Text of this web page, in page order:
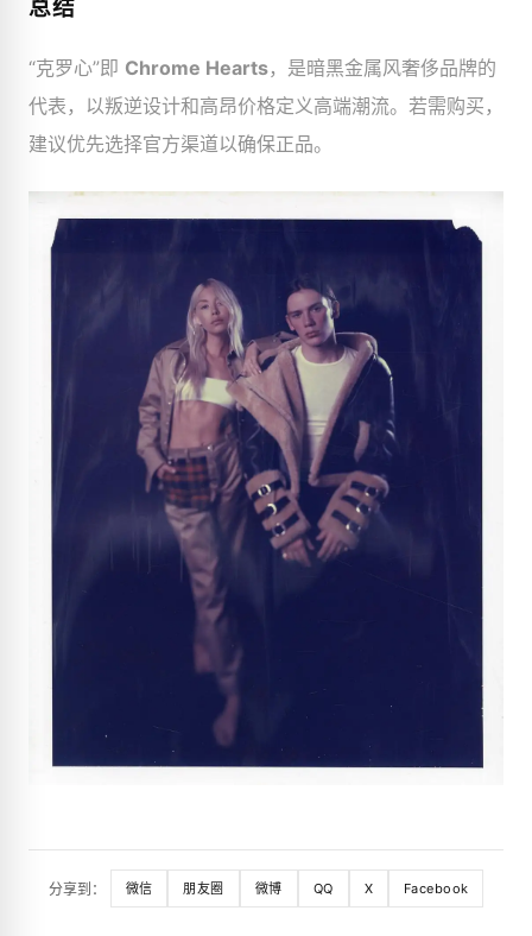
总结
“克罗心”即 Chrome Hearts，是暗黑金属风奢侈品牌的
代表，以叛逆设计和高昂价格定义高端潮流。若需购买，
建议优先选择官方渠道以确保正品。
分享到： 微信 朋友圈 微博 QQ X Facebook